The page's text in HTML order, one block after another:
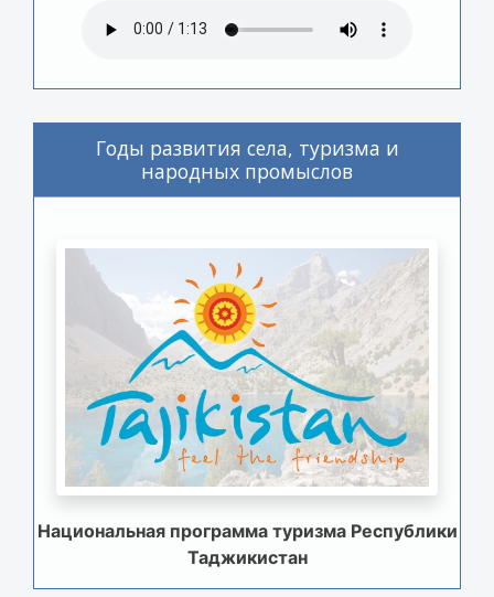
Годы развития села, туризма и
народных промыслов
Национальная программа туризма Республики
Таджикистан